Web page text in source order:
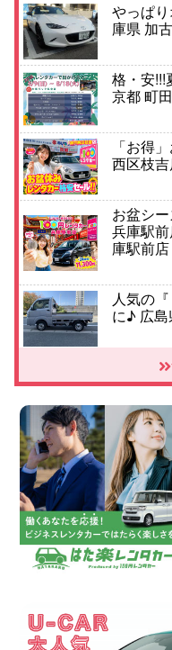
やっぱ
庫県 加
格・安!!!
京都 町
「お得
西区枝
お盆シ
兵庫駅
庫駅前店
人気の
に♪ 広
★WRX
ー店
横浜弥
のお知
2026三
三河安
☆ お盆
佐渡で